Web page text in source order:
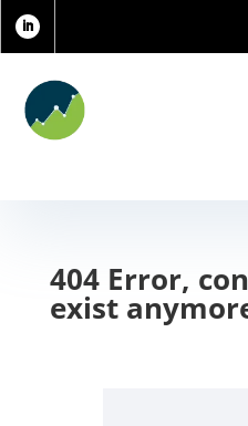
404 Error,
exist